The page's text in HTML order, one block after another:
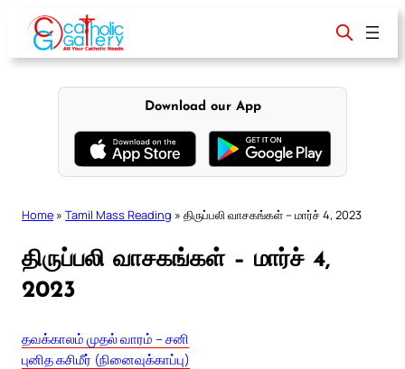
content
Download our App
Home » Tamil Mass Reading » திருப்பலி வாசகங்கள் – மார்ச் 4, 2023
திருப்பலி வாசகங்கள் – மார்ச் 4,
2023
தவக்காலம் முதல் வாரம் – சனி
புனித கசிமீர் (நினைவுக்காப்பு)